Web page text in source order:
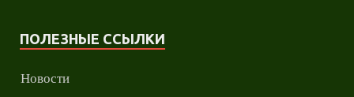
ПОЛЕЗНЫЕ ССЫЛКИ
Новости